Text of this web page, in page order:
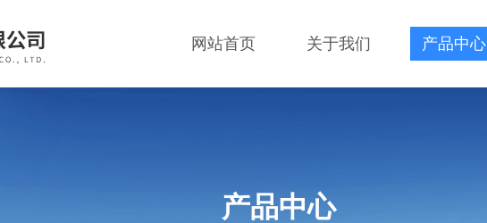
网站首页 关于我们 产品中心
产品中心